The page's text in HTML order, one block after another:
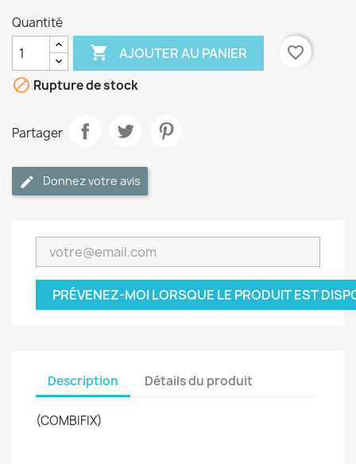
Quantité
 AJOUTER AU PANIER
favorite_border
 Rupture de stock
Partager
Donnez votre avis
PRÉVENEZ-MOI LORSQUE LE PRODUIT EST
Description Détails du produit
(COMBIFIX)